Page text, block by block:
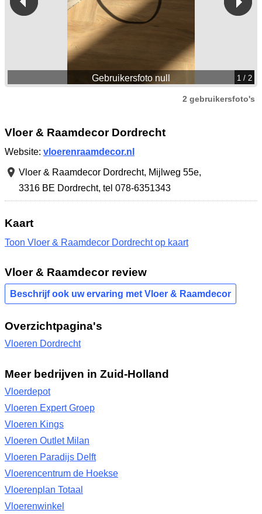
Gebruikersfoto null 1 / 2
2 gebruikersfoto's
Vloer & Raamdecor Dordrecht
Website: vloerenraamdecor.nl
Vloer & Raamdecor Dordrecht, Mijlweg 55e,
3316 BE Dordrecht, tel 078-6351343
Kaart
Toon Vloer & Raamdecor Dordrecht op kaart
Vloer & Raamdecor review
Beschrijf ook uw ervaring met Vloer & Raamdecor
Overzichtpagina's
Vloeren Dordrecht
Meer bedrijven in Zuid-Holland
Vloerdepot
Vloeren Expert Groep
Vloeren Kings
Vloeren Outlet Milan
Vloeren Paradijs Delft
Vloerencentrum de Hoekse
Vloerenplan Totaal
Vloerenwinkel